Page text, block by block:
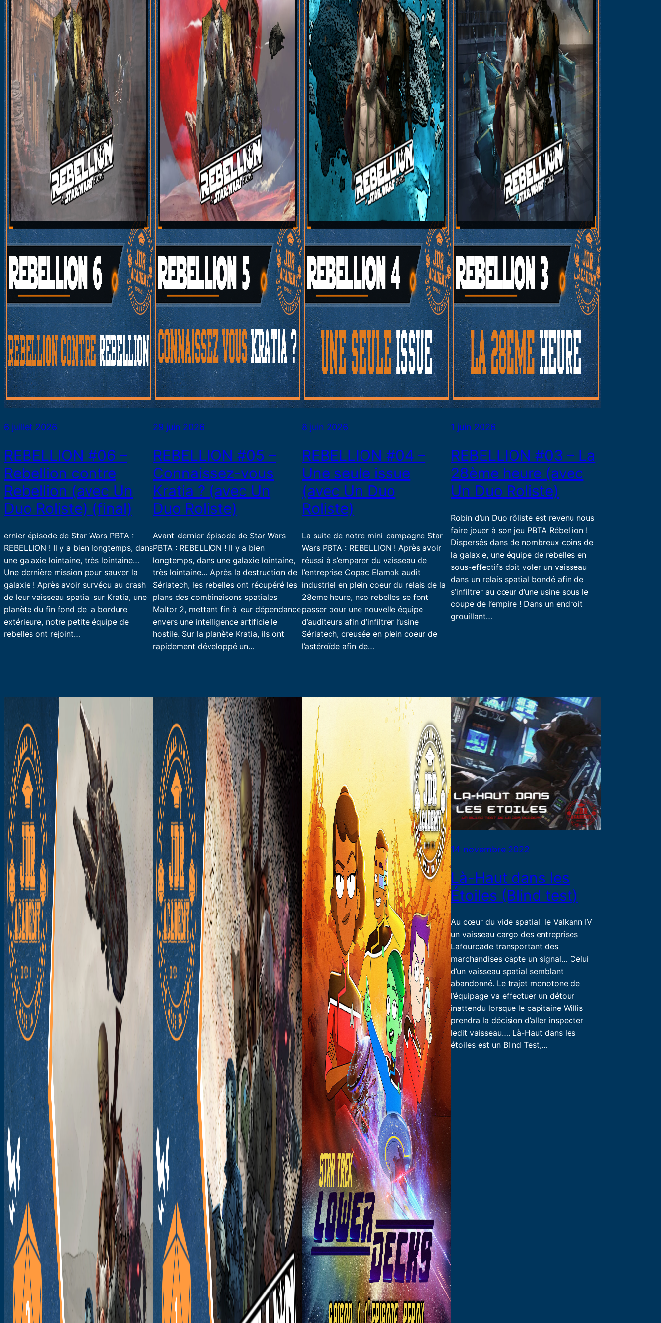
6 juillet 2026
REBELLION #06 –
Rebellion contre
Rebellion (avec Un
Duo Roliste) (final)
ernier épisode de Star Wars PBTA :
REBELLION ! Il y a bien longtemps, dans
une galaxie lointaine, très lointaine…
Une dernière mission pour sauver la
galaxie ! Après avoir survécu au crash
de leur vaisseau spatial sur Kratia, une
planète du fin fond de la bordure
extérieure, notre petite équipe de
rebelles ont rejoint…
29 juin 2026
REBELLION #05 –
Connaissez-vous
Kratia ? (avec Un
Duo Roliste)
Avant-dernier épisode de Star Wars
PBTA : REBELLION ! Il y a bien
longtemps, dans une galaxie lointaine,
très lointaine… Après la destruction de
Sériatech, les rebelles ont récupéré les
plans des combinaisons spatiales
Maltor 2, mettant fin à leur dépendance
envers une intelligence artificielle
hostile. Sur la planète Kratia, ils ont
rapidement développé un…
8 juin 2026
REBELLION #04 –
Une seule issue
(avec Un Duo
Roliste)
La suite de notre mini-campagne Star
Wars PBTA : REBELLION ! Après avoir
réussi à s’emparer du vaisseau de
l’entreprise Copac Elamok audit
industriel en plein coeur du relais de la
28eme heure, nso rebelles se font
passer pour une nouvelle équipe
d’auditeurs afin d’infiltrer l’usine
Sériatech, creusée en plein coeur de
l’astéroïde afin de…
1 juin 2026
REBELLION #03 – La
28ème heure (avec
Un Duo Roliste)
Robin d’un Duo rôliste est revenu nous
faire jouer à son jeu PBTA Rébellion !
Dispersés dans de nombreux coins de
la galaxie, une équipe de rebelles en
sous-effectifs doit voler un vaisseau
dans un relais spatial bondé afin de
s’infiltrer au cœur d’une usine sous le
coupe de l’empire ! Dans un endroit
grouillant…
14 novembre 2022
Là-Haut dans les
Étoiles (Blind test)
Au cœur du vide spatial, le Valkann IV
un vaisseau cargo des entreprises
Lafourcade transportant des
marchandises capte un signal… Celui
d’un vaisseau spatial semblant
abandonné. Le trajet monotone de
l’équipage va effectuer un détour
inattendu lorsque le capitaine Willis
prendra la décision d’aller inspecter
ledit vaisseau…. Là-Haut dans les
étoiles est un Blind Test,…